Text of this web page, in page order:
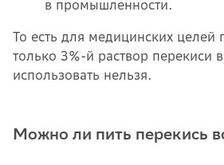
в промышленности.
То есть для медицинских целей
только 3%-й раствор перекиси
использовать нельзя.
Можно ли пить перекись